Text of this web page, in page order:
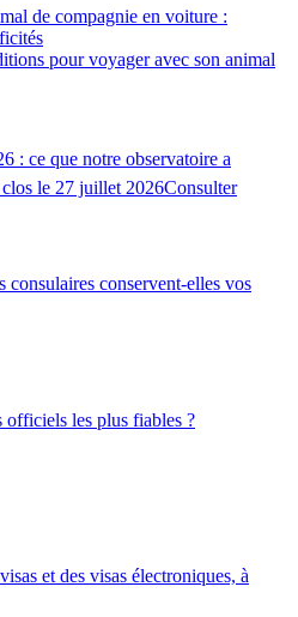
de compagnie en voiture :
pour voyager avec son animal
: ce que notre observatoire a
clos le 27 juillet 2026Consulter
consulaires conservent-elles vos
officiels les plus fiables ?
et des visas électroniques, à